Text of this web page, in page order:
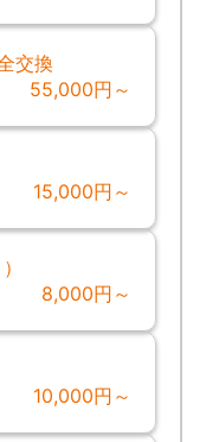
交換
55,000円～
15,000円～
8,000円～
10,000円～